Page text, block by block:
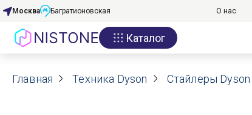
Акции
О нас
Москва Багратионовская О нас
Каталог
Главная Техника Dyson Стайлеры Dyson